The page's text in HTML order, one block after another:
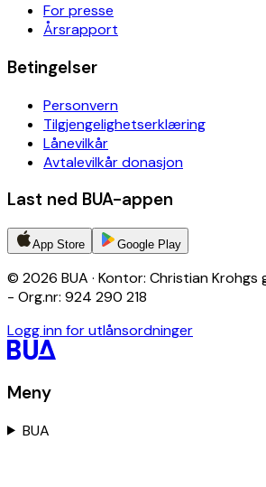
For presse
Årsrapport
Betingelser
Personvern
Tilgjengelighetserklæring
Lånevilkår
Avtalevilkår donasjon
Last ned BUA-appen
App Store Google Play
© 2026 BUA · Kontor: Christian Krohgs
- Org.nr: 924 290 218
Logg inn for utlånsordninger
Meny
BUA